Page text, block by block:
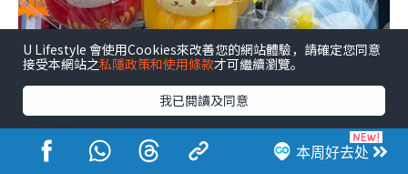
本周好去处
U Lifestyle 會使用Cookies來改善您的網站體驗，請確定您同意
接受本網站之私隱政策和使用條款才可繼續瀏覽。
我已閱讀及同意